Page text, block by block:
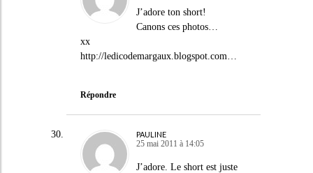
J’adore ton short!
Canons ces photos…
xx
http://ledicodemargaux.blogspot.com
Répondre
PAULINE
25 mai 2011 à 14:05
J’adore. Le short est juste